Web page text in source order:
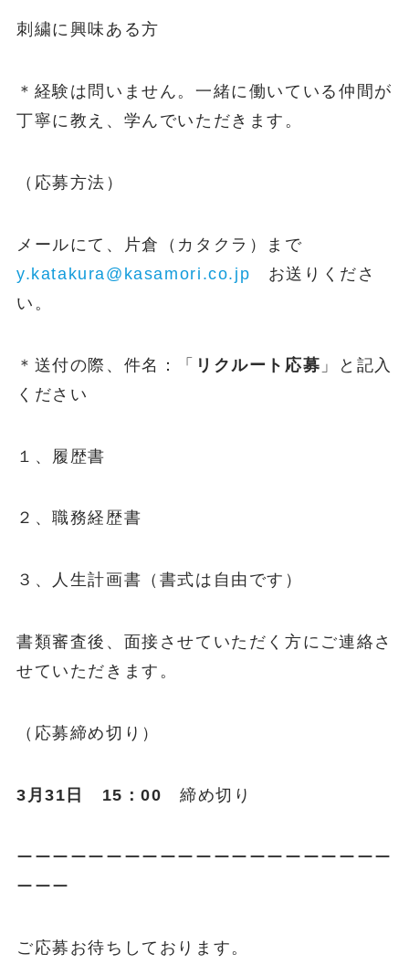
刺繍に興味ある方
＊経験は問いません。一緒に働いている仲間が
丁寧に教え、学んでいただきます。
（応募方法）
メールにて、片倉（カタクラ）まで
y.katakura@kasamori.co.jp お送りくださ
い。
＊送付の際、件名：「 リクルート応募 」と記入
ください
１、履歴書
２、職務経歴書
３、人生計画書（書式は自由です）
書類審査後、面接させていただく方にご連絡さ
せていただきます。
（応募締め切り）
3月31日 15：00 締め切り
ーーーーーーーーーーーーーーーーーーーーー
ーーー
ご応募お待ちしております。